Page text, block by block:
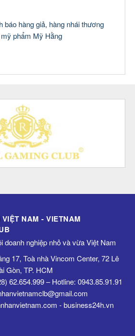
báo hàng giả, hàng nhái thương
mỹ phẩm Mỹ Hằng
NAM - VIETNAM
doanh nghiệp nhỏ và vừa Việt Nam
17, Toà nhà Vincom Center, 72 Lê
Gòn, TP. HCM
62.654.999 – Hotline: 0943.85.91.91
- business24h.vn